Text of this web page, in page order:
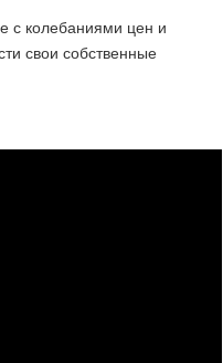
с колебаниями цен и
свои собственные